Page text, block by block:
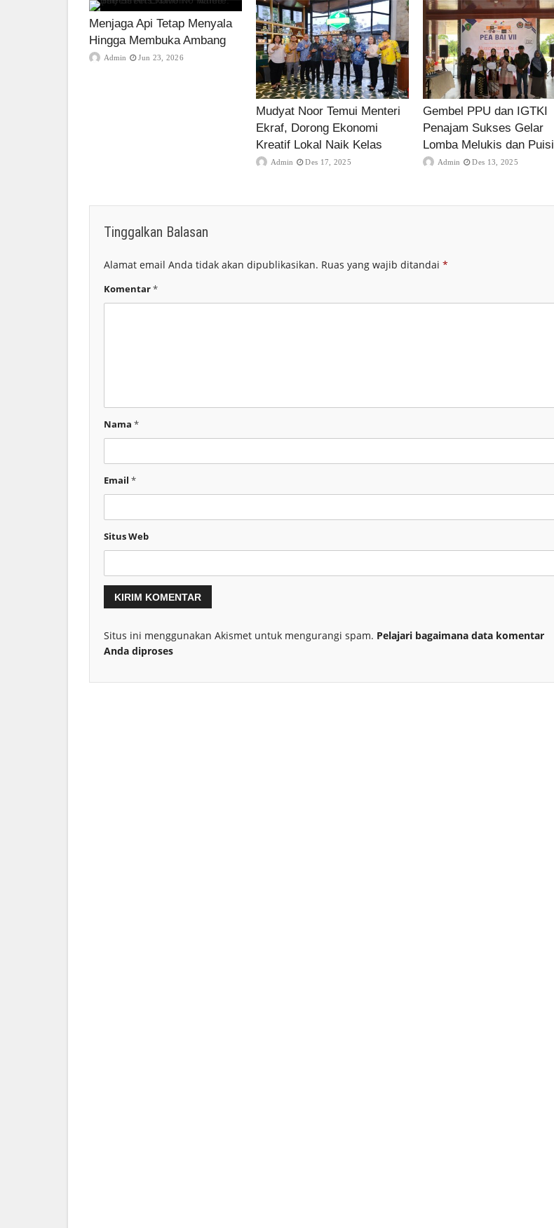
Menjaga Api Tetap Menyala
Hingga Membuka Ambang
Admin Jun 23, 2026
Mudyat Noor Temui Menteri
Ekraf, Dorong Ekonomi
Kreatif Lokal Naik Kelas
Admin Des 17, 2025
Gembel PPU dan IGTKI
Penajam Sukses Gelar
Lomba Melukis dan Puisi
Admin Des 13, 2025
Tinggalkan Balasan
Alamat email Anda tidak akan dipublikasikan. Ruas yang wajib ditandai *
Komentar*
Nama *
Email *
Situs Web
Situs ini menggunakan Akismet untuk mengurangi spam. Pelajari bagaimana data komentar
Anda diproses